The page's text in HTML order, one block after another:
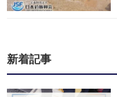
新着記事